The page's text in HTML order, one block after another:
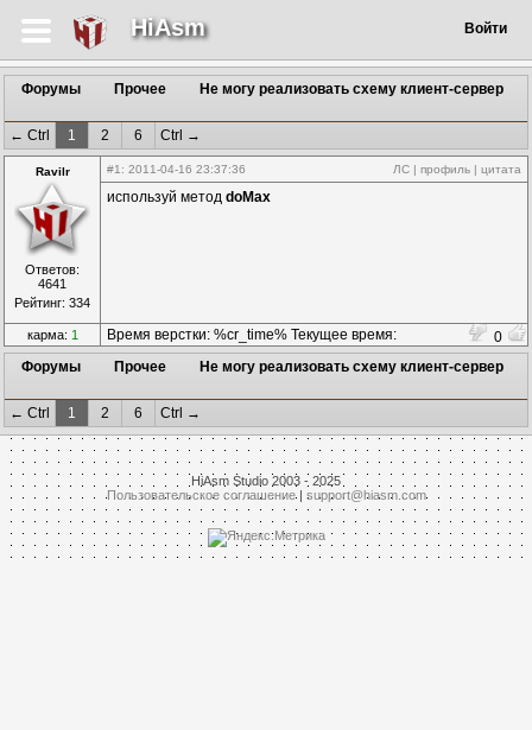
HiAsm Войти
Форумы Прочее Не могу реализовать схему клиент-сервер
← Ctrl 1 2 6 Ctrl →
Ravilr
Ответов:
4641
Рейтинг: 334
#1 : 2011-04-16 23:37:36 ЛС | профиль | цитата
используй метод doMax
карма: 1
Время верстки: %cr_time% Текущее время:
%time%
0
Форумы
Прочее Не могу реализовать схему клиент-сервер
← Ctrl 1 2 6 Ctrl →
HiAsm Studio 2003 - 2025
Пользовательское соглашение| support@hiasm.com